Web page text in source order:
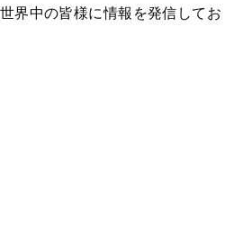
界中の皆様に情報を発信してお